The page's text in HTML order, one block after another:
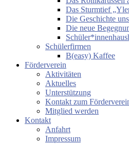
Das Sturmtief
Die Geschichte
Die neue
Schülerfirmen
B(easy) Kaffee
Förderverein
Aktivitäten
Aktuelles
Unterstützung
Kontakt zum
Mitglied werden
Kontakt
Anfahrt
Impressum